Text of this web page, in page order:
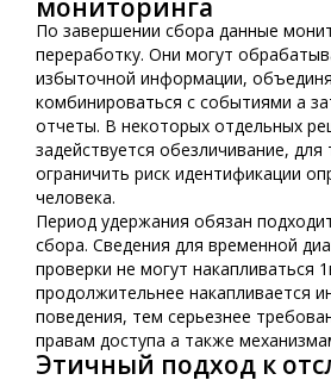
мониторинга
По завершении сбора данные
переработку. Они могут
избыточной информации,
комбинироваться с событиями а
отчеты. В некоторых отдельных
задействуется обезличивание,
ограничить риск идентификации
человека.
Период удержания обязан
сбора. Сведения для временной
проверки не могут накапливаться
продолжительнее накапливается
поведения, тем серьезнее
правам доступа а также
Этичный подход к